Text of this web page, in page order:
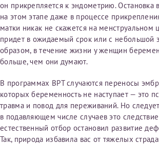
он прикрепляется к эндометрию. Остановка
на этом этапе даже в процессе
матки никак не скажется на менструальном
придет в ожидаемый срок или с небольшой
образом, в течение жизни у женщин
больше, чем они думают.
В программах ВРТ случаются переносы
которых беременность не наступает — это
травма и повод для переживаний. Но
в подавляющем числе случаев это следствие
естественный отбор остановил развитие
Так, природа избавила вас от тяжелых
Сдать спермограмму
Выберите специальность врача
Или введите его имя
Принимаю условияСоглашения на
персональных данных
Прошу выдать справку об оказанных
следующим пациентам:
Фамилия*
Имя*
Отчество*